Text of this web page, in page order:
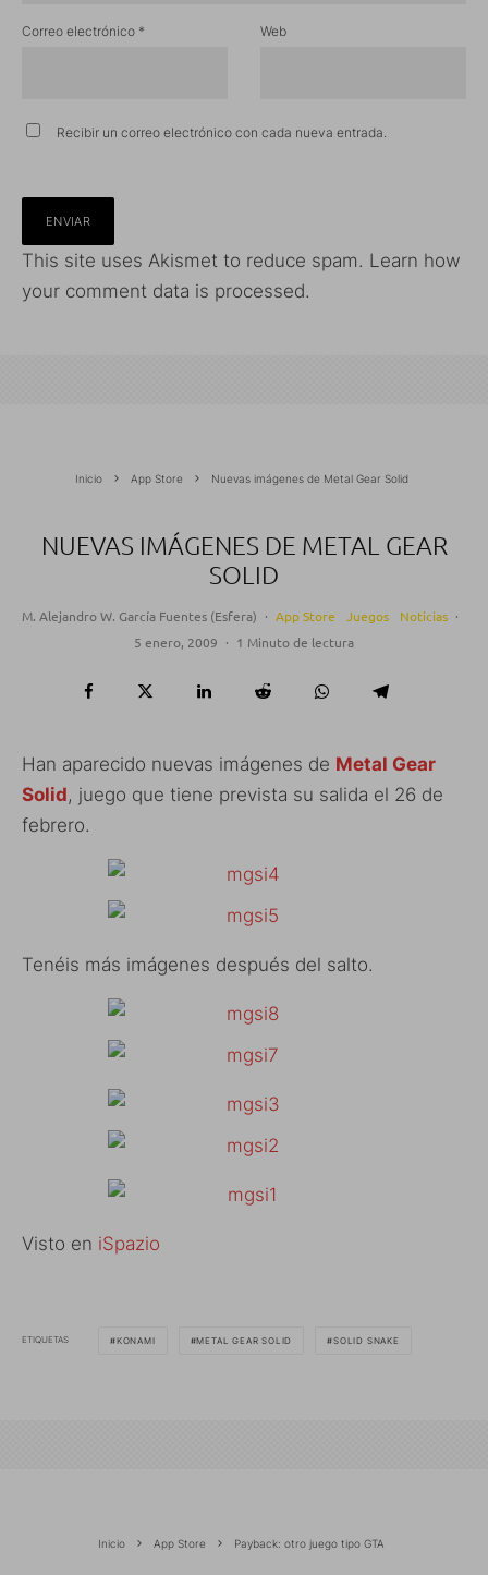
Correo electrónico * Web
Recibir un correo electrónico con cada nueva entrada.
This site uses Akismet to reduce spam. Learn how
your comment data is processed.
Inicio App Store Nuevas imágenes de Metal Gear Solid
NUEVAS IMÁGENES DE METAL GEAR
SOLID
M. Alejandro W. García Fuentes (Esfera) · App Store Juegos Noticias ·
5 enero, 2009 · 1 Minuto de lectura
Han aparecido nuevas imágenes de Metal Gear
Solid, juego que tiene prevista su salida el 26 de
febrero.
Tenéis más imágenes después del salto.
Visto en iSpazio
ETIQUETAS KONAMI METAL GEAR SOLID SOLID SNAKE
Inicio App Store Payback: otro juego tipo GTA